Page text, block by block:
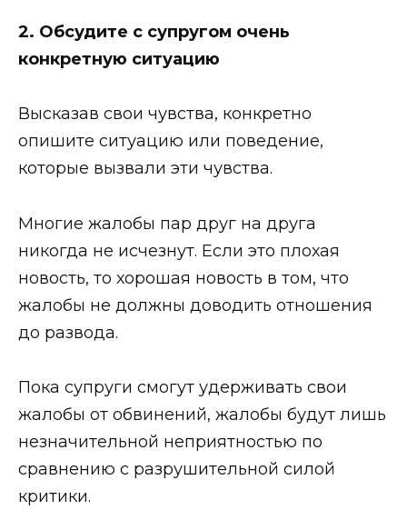
2. Обсудите с супругом очень
конкретную ситуацию
Высказав свои чувства, конкретно
опишите ситуацию или поведение,
которые вызвали эти чувства.
Многие жалобы пар друг на друга
никогда не исчезнут. Если это плохая
новость, то хорошая новость в том, что
жалобы не должны доводить отношения
до развода.
Пока супруги смогут удерживать свои
жалобы от обвинений, жалобы будут лишь
незначительной неприятностью по
сравнению с разрушительной силой
критики.